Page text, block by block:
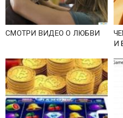
СМОТРИ ВИДЕО О ЛЮБВИ
И